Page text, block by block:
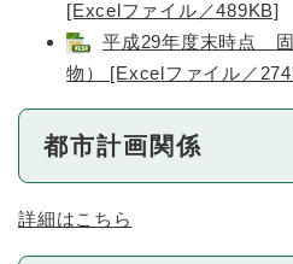
[Excelファイル／489KB]
平成29年度末時点
物） [Excelファイル／
都市計画関係
詳細はこちら